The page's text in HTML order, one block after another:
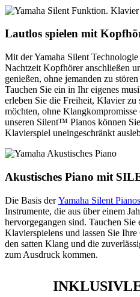
Lautlos spielen mit
Mit der Yamaha Silent
Nachtzeit Kopfhörer anschließen
genießen, ohne jemanden zu
Tauchen Sie ein in Ihr eigenes
erleben Sie die Freiheit, Klavier zu
möchten, ohne
unseren Silent™ Pianos können
Klavierspiel uneingeschränkt
Akustisches Piano mit
Die Basis derYamaha Silent Pianos
Instrumente, die aus über einem
hervorgegangen sind. Tauchen
Klavierspielens und lassen Sie
den satten Klang und die
zum Ausdruck kommen.